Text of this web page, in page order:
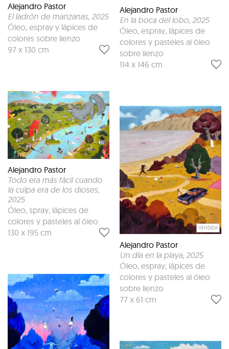
Alejandro Pastor
El ladrón de manzanas, 2025
Óleo, espray y lápices de
colores sobre lienzo
97 x 130 cm
Alejandro Pastor
Todo era más fácil cuando
la culpa era de los dioses,
2025
Óleo, spray, lápices de
colores y pasteles al óleo
130 x 195 cm
Alejandro Pastor
En la boca del lobo, 2025
Óleo, espray, lápices de
colores y pasteles al óleo
sobre lienzo
114 x 146 cm
Alejandro Pastor
VENDIDA
Un día en la playa, 2025
Óleo, espray, lápices de
colores y pasteles al óleo
sobre lienzo
77 x 61 cm